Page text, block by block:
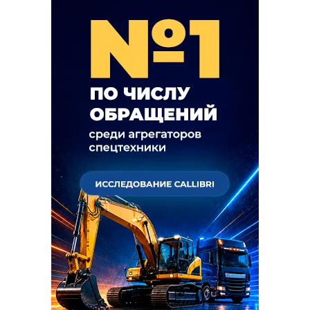
KNACK WESSON CX5 – универсальная машина
для строительства, коммунального хозяйства
и дорожных работ. Европейская гидравлика
BARMAG, надежный двигатель Yuchai Euro II,
полная комплектация (включая гидромолот) и
система 4 камер кругового обзора делают этот
экскаватор-погрузчик идеальным решением
для профессионального применения.
Улучшенная тормозная система в масляной
увеличенная глубина копания фронтального
ковша (120 мм) обеспечивают повышенную
эффективность и безопасность работ.
Все характеристики соответствуют заводским
спецификациям.